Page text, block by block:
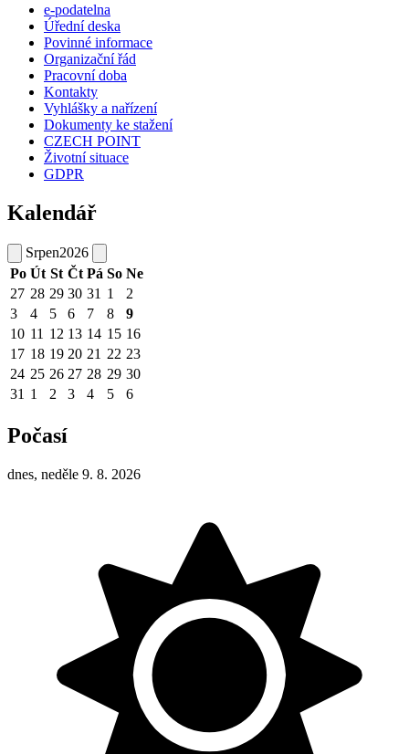
e-podatelna
Úřední deska
Povinné informace
Organizační řád
Pracovní doba
Kontakty
Vyhlášky a nařízení
Dokumenty ke stažení
CZECH POINT
Životní situace
GDPR
Kalendář
Srpen2026
Po Út St Čt Pá So Ne
27 28 29 30 31 1
2
3
4 5 6 7 8
9
10 11 12 13 14 15 16
17 18 19 20 21 22 23
24 25 26 27 28 29 30
31 1 2 3 4 5 6
Počasí
dnes, neděle 9. 8. 2026